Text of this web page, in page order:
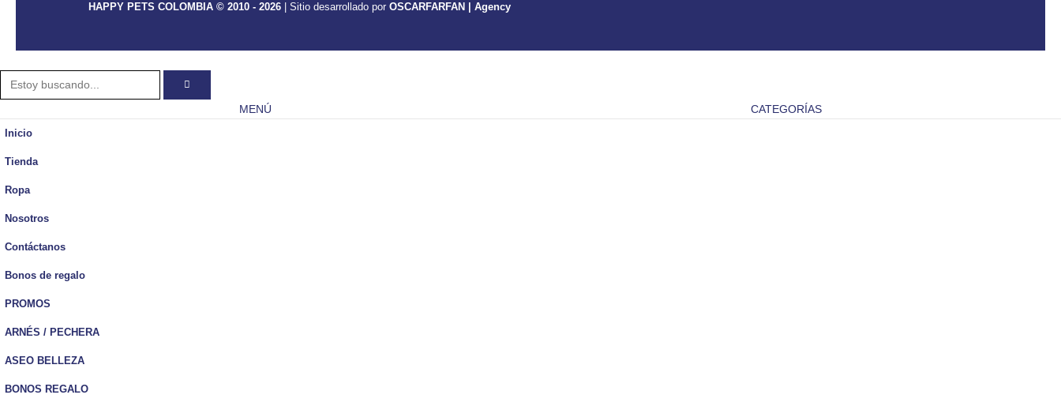
HAPPY PETS COLOMBIA © 2010 - 2026 | Sitio desarrollado por OSCARFARFAN | Agency
MENÚ CATEGORÍAS
Inicio
Tienda
Ropa
Nosotros
Contáctanos
Bonos de regalo
PROMOS
ARNÉS / PECHERA
ASEO BELLEZA
BONOS REGALO